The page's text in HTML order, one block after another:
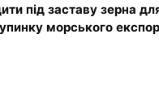
під заставу зерна
морського